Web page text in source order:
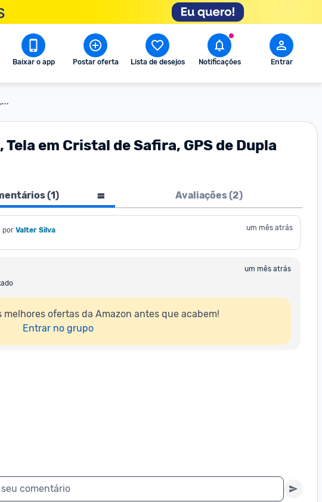
Baixar o app Postar oferta Lista de desejos Notificações Entrar
em Cristal de Safira, GPS de Dupla
(1) Avaliações (2)
por Valter Silva um mês atrás
um mês atrás
melhores ofertas da Amazon antes que acabem!
Entrar no grupo
seu comentário